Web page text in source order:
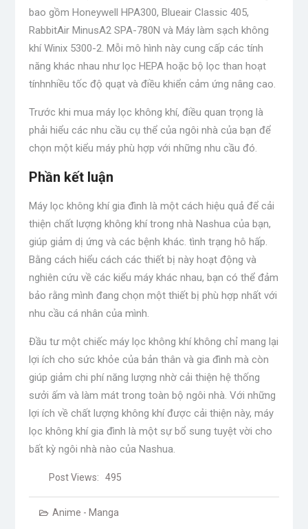
bao gồm Honeywell HPA300, Blueair Classic 405,
RabbitAir MinusA2 SPA-780N và Máy làm sạch không
khí Winix 5300-2. Mỗi mô hình này cung cấp các tính
năng khác nhau như lọc HEPA hoặc bộ lọc than hoạt
tínhnhiều tốc độ quạt và điều khiển cảm ứng nâng cao.
Trước khi mua máy lọc không khí, điều quan trọng là
phải hiểu các nhu cầu cụ thể của ngôi nhà của bạn để
chọn một kiểu máy phù hợp với những nhu cầu đó.
Phần kết luận
Máy lọc không khí gia đình là một cách hiệu quả để cải
thiện chất lượng không khí trong nhà Nashua của bạn,
giúp giảm dị ứng và các bệnh khác. tình trạng hô hấp.
Bằng cách hiểu cách các thiết bị này hoạt động và
nghiên cứu về các kiểu máy khác nhau, bạn có thể đảm
bảo rằng mình đang chọn một thiết bị phù hợp nhất với
nhu cầu cá nhân của mình.
Đầu tư một chiếc máy lọc không khí không chỉ mang lại
lợi ích cho sức khỏe của bản thân và gia đình mà còn
giúp giảm chi phí năng lượng nhờ cải thiện hệ thống
sưởi ấm và làm mát trong toàn bộ ngôi nhà. Với những
lợi ích về chất lượng không khí được cải thiện này, máy
lọc không khí gia đình là một sự bổ sung tuyệt vời cho
bất kỳ ngôi nhà nào của Nashua.
Post Views: 495
Anime - Manga